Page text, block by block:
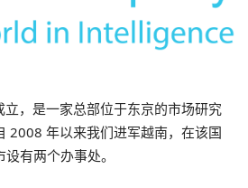
与我们联系。.
，是一家总部位于东京的市场研究
2008 年以来我们进军越南，在该国
有两个办事处。